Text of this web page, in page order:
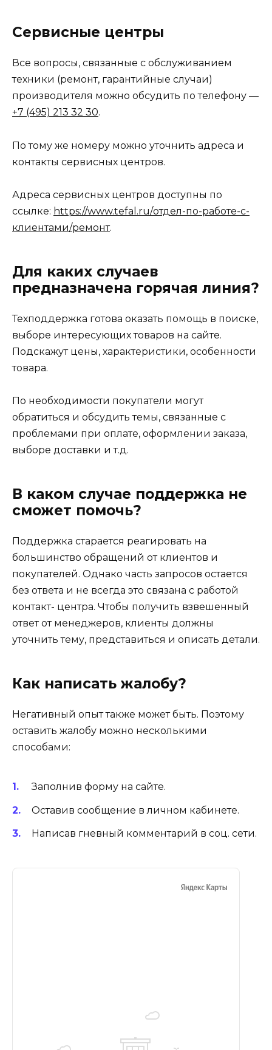
Сервисные центры
Все вопросы, связанные с обслуживанием
техники (ремонт, гарантийные случаи)
производителя можно обсудить по телефону —
+7 (495) 213 32 30.
По тому же номеру можно уточнить адреса и
контакты сервисных центров.
Адреса сервисных центров доступны по
ссылке: https://www.tefal.ru/отдел-по-работе-с-
клиентами/ремонт.
Для каких случаев
предназначена горячая линия?
Техподдержка готова оказать помощь в поиске,
выборе интересующих товаров на сайте.
Подскажут цены, характеристики, особенности
товара.
По необходимости покупатели могут
обратиться и обсудить темы, связанные с
проблемами при оплате, оформлении заказа,
выборе доставки и т.д.
В каком случае поддержка не
сможет помочь?
Поддержка старается реагировать на
большинство обращений от клиентов и
покупателей. Однако часть запросов остается
без ответа и не всегда это связана с работой
контакт- центра. Чтобы получить взвешенный
ответ от менеджеров, клиенты должны
уточнить тему, представиться и описать детали.
Как написать жалобу?
Негативный опыт также может быть. Поэтому
оставить жалобу можно несколькими
способами:
Заполнив форму на сайте.
Оставив сообщение в личном кабинете.
Написав гневный комментарий в соц. сети.